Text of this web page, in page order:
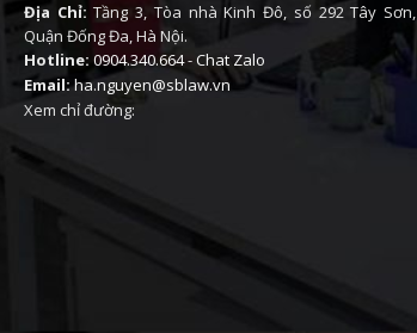
Địa Chỉ: Tầng 3, Tòa nhà Kinh Đô, số 292 Tây Sơn,
Quận Đống Đa, Hà Nội.
Hotline: 0904.340.664-Chat Zalo
Email:ha.nguyen@sblaw.vn
Xem chỉ đường: